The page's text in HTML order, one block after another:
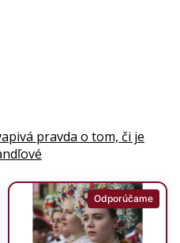
pravda o tom, či je